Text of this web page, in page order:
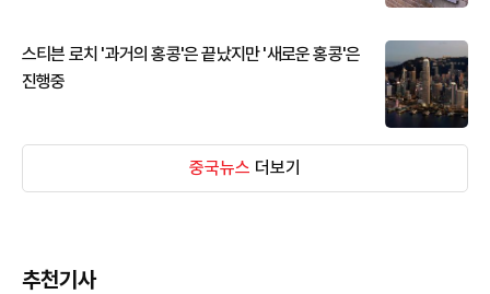
스티븐 로치 '과거의 홍콩'은 끝났지만 '새로운 홍콩'은
진행중
중국뉴스 더보기
추천기사